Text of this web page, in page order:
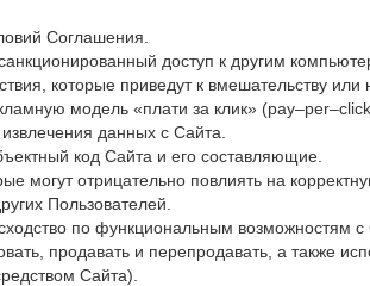
Соглашения.
доступ к другим
которые приведут к вмешательству
модель «плати за клик»
данных с Сайта.
код Сайта и его составляющие.
могут отрицательно повлиять на
Пользователей.
по функциональным возможностям
продавать и перепродавать, а также
Сайта).